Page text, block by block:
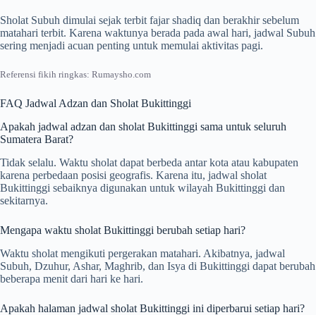
Sholat Subuh dimulai sejak terbit fajar shadiq dan berakhir sebelum
matahari terbit. Karena waktunya berada pada awal hari, jadwal Subuh
sering menjadi acuan penting untuk memulai aktivitas pagi.
Referensi fikih ringkas: Rumaysho.com
FAQ Jadwal Adzan dan Sholat Bukittinggi
Apakah jadwal adzan dan sholat Bukittinggi sama untuk seluruh
Sumatera Barat?
Tidak selalu. Waktu sholat dapat berbeda antar kota atau kabupaten
karena perbedaan posisi geografis. Karena itu, jadwal sholat
Bukittinggi sebaiknya digunakan untuk wilayah Bukittinggi dan
sekitarnya.
Mengapa waktu sholat Bukittinggi berubah setiap hari?
Waktu sholat mengikuti pergerakan matahari. Akibatnya, jadwal
Subuh, Dzuhur, Ashar, Maghrib, dan Isya di Bukittinggi dapat berubah
beberapa menit dari hari ke hari.
Apakah halaman jadwal sholat Bukittinggi ini diperbarui setiap hari?